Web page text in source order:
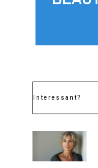
Interessant?